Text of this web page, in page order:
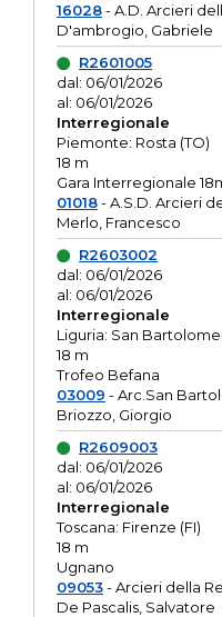
16028- A.D. Arcieri
D'ambrogio, Gabriele
R2601005
dal: 06/01/2026
al: 06/01/2026
Interregionale
Piemonte: Rosta (TO)
18 m
Gara Interregionale
01018- A.S.D. Arcieri
Merlo, Francesco
R2603002
dal: 06/01/2026
al: 06/01/2026
Interregionale
Liguria: San
18 m
Trofeo Befana
03009 - Arc.San
Briozzo, Giorgio
R2609003
dal: 06/01/2026
al: 06/01/2026
Interregionale
Toscana: Firenze (FI)
18 m
Ugnano
09053- Arcieri della
De Pascalis, Salvatore